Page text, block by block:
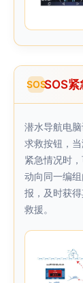
SOSSOS紧
潜水导航电
求救按钮，
紧急情况时
动向同一编
报，及时获
救援。